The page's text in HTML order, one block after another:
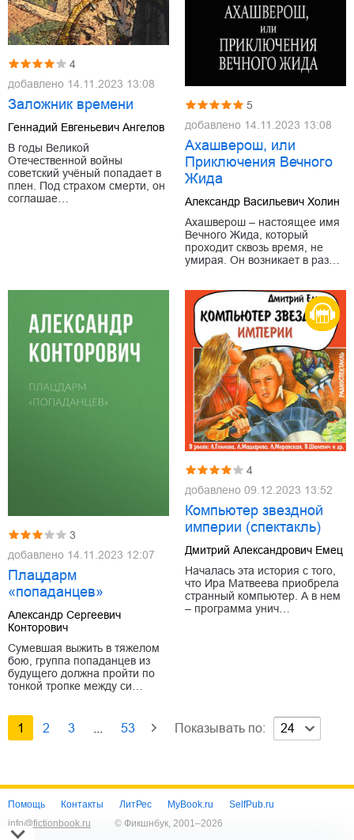
4
добавлено 14.11.2023 13:08
Заложник времени
Геннадий Евгеньевич Ангелов
В годы Великой
Отечественной войны
советский учёный попадает в
плен. Под страхом смерти, он
соглашае…
5
добавлено 14.11.2023 13:08
Ахашверош, или
Приключения Вечного
Жида
Александр Васильевич Холин
Ахашверош – настоящее имя
Вечного Жида, который
проходит сквозь время, не
умирая. Он возникает в раз…
3
добавлено 14.11.2023 12:07
Плацдарм
«попаданцев»
Александр Сергеевич
Конторович
Сумевшая выжить в тяжелом
бою, группа попаданцев из
будущего должна пройти по
тонкой тропке между си…
4
добавлено 09.12.2023 13:52
Компьютер звездной
империи (спектакль)
Дмитрий Александрович Емец
Началась эта история с того,
что Ира Матвеева приобрела
странный компьютер. А в нем
– программа унич…
1 2 3 53 Показывать по: 24
Помощь Контакты ЛитРес MyBook.ru
SelfPub.ru
info@fictionbook.ru
© Фикшнбук, 2001–2026